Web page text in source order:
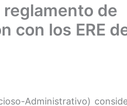
de
con los ERE
Administrativo)